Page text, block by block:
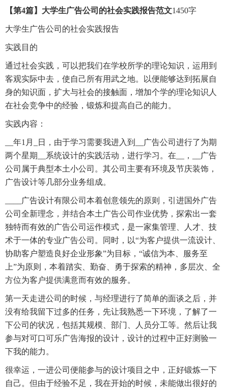
【第4篇】大学生广告公司的社会实践报告范文1450字
大学生广告公司的社会实践报告
实践目的
通过社会实践，可以把我们在学校所学的理论知识，运用到
客观实际中去，使自己所有用武之地。以便能够达到拓展自
身的知识面，扩大与社会的接触面，增加个学的理论知识人
在社会竞争中的经验，锻炼和提高自己的能力。
实践内容：
__年1月_日，由于学习需要我进入到__广告公司进行了为期
两个星期__系统设计的实践活动，进行学习。在__，__广告
公司属于典型本土小公司。其公司主要有环境及节庆装饰，
广告设计等几部分业务组成。
____广告设计有限公司本着创意领先的原则，引进国外广告
公司全新理念，并结合本土广告公司作业优势，探索出一套
独特而有效的广告公司运作模式，是一家集管理、人才、技
术于一体的专业广告公司。同时，以“为客户提供一流设计、
协助客户塑造良好企业形象”为目标，“诚信为本、服务至
上”为原则，本着踏实、勤奋、勇于探索的精神，多层次、全
方位为客户提供满意而有效的服务。
第一天走进公司的时候，与经理进行了简单的面谈之后，并
没有给我留下过多的任务，先让我熟悉一下环境，了解了一
下公司的状况，包括其规模、部门、人员分工等。然后让我
参与对可口可乐广告海报的设计，设计的过程中正好测验一
下我的能力。
很幸运，一进公司便能参与的设计项目之中，正好锻炼一下
自己。但由于经验不足，我在开始的时候，未能做出很好的